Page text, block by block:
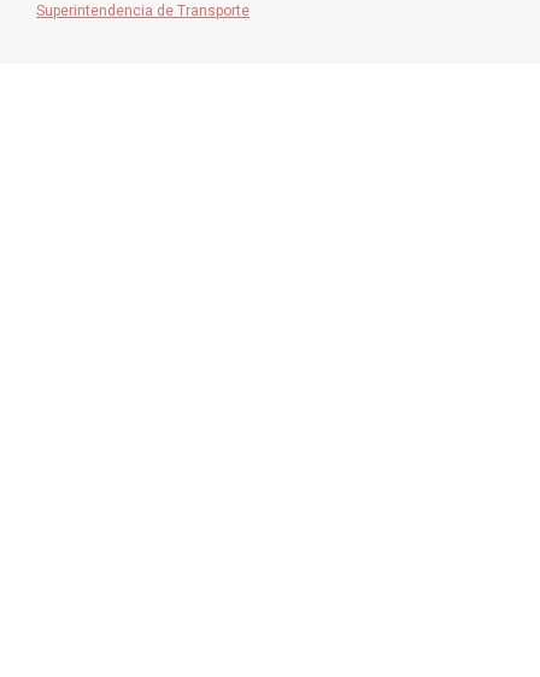
Superintendencia de Transporte